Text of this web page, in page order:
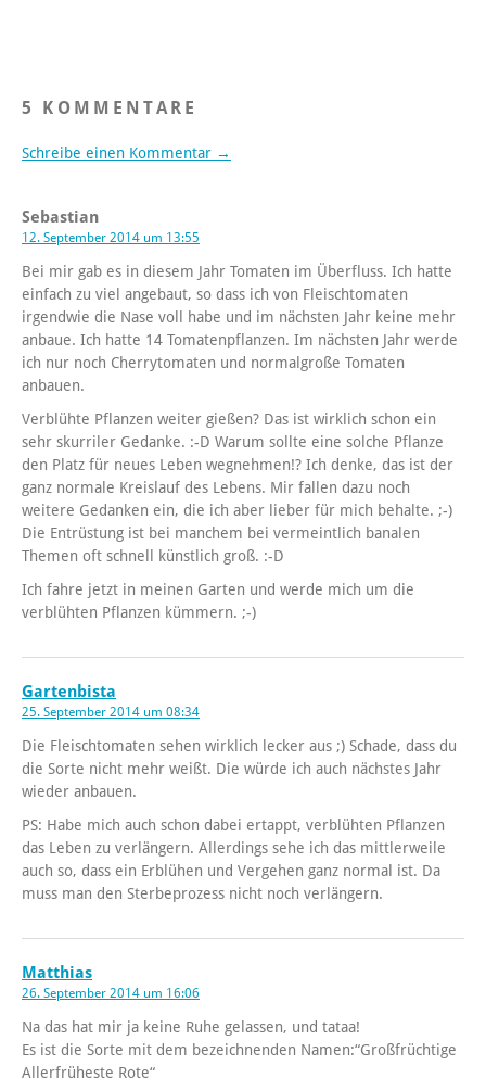
5 KOMMENTARE
Schreibe einen Kommentar →
Sebastian
12. September 2014 um 13:55
Bei mir gab es in diesem Jahr Tomaten im Überfluss. Ich hatte
einfach zu viel angebaut, so dass ich von Fleischtomaten
irgendwie die Nase voll habe und im nächsten Jahr keine mehr
anbaue. Ich hatte 14 Tomatenpflanzen. Im nächsten Jahr werde
ich nur noch Cherrytomaten und normalgroße Tomaten
anbauen.
Verblühte Pflanzen weiter gießen? Das ist wirklich schon ein
sehr skurriler Gedanke. :-D Warum sollte eine solche Pflanze
den Platz für neues Leben wegnehmen!? Ich denke, das ist der
ganz normale Kreislauf des Lebens. Mir fallen dazu noch
weitere Gedanken ein, die ich aber lieber für mich behalte. ;-)
Die Entrüstung ist bei manchem bei vermeintlich banalen
Themen oft schnell künstlich groß. :-D
Ich fahre jetzt in meinen Garten und werde mich um die
verblühten Pflanzen kümmern. ;-)
Gartenbista
25. September 2014 um 08:34
Die Fleischtomaten sehen wirklich lecker aus ;) Schade, dass du
die Sorte nicht mehr weißt. Die würde ich auch nächstes Jahr
wieder anbauen.
PS: Habe mich auch schon dabei ertappt, verblühten Pflanzen
das Leben zu verlängern. Allerdings sehe ich das mittlerweile
auch so, dass ein Erblühen und Vergehen ganz normal ist. Da
muss man den Sterbeprozess nicht noch verlängern.
Matthias
26. September 2014 um 16:06
Na das hat mir ja keine Ruhe gelassen, und tataa!
Es ist die Sorte mit dem bezeichnenden Namen:“Großfrüchtige
Allerfrüheste Rote“